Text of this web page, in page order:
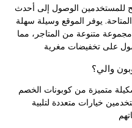
للمستخدمين الوصول إلى أحدث
يوفر الموقع وسيلة سهلة
متنوعة من المتاجر، مما
والي؟
متميزة من كوبونات الخصم
خيارات متعددة لتلبية